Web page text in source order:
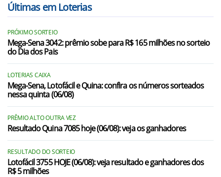
Últimas em Loterias
PRÓXIMO SORTEIO
Mega-Sena 3042: prêmio sobe para R$ 165 milhões no sorteio
do Dia dos Pais
LOTERIAS CAIXA
Mega-Sena, Lotofácil e Quina: confira os números sorteados
nessa quinta (06/08)
PRÊMIO ALTO OUTRA VEZ
Resultado Quina 7085 hoje (06/08): veja os ganhadores
RESULTADO DO SORTEIO
Lotofácil 3755 HOJE (06/08): veja resultado e ganhadores dos
R$ 5 milhões